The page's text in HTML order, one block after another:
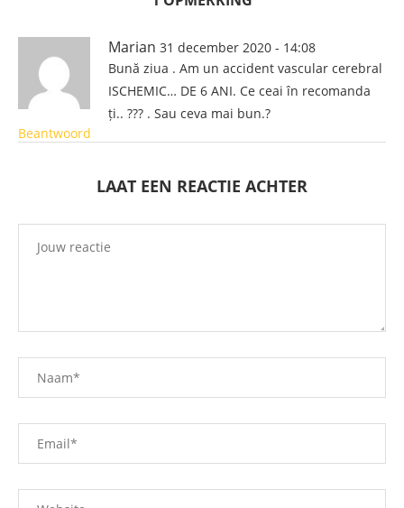
Marian 31 december 2020 - 14:08
Bună ziua . Am un accident vascular cerebral
ISCHEMIC… DE 6 ANI. Ce ceai în recomanda
ți.. ??? . Sau ceva mai bun.?
Beantwoord
LAAT EEN REACTIE ACHTER